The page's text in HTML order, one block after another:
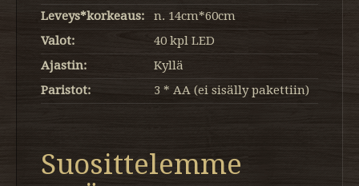
Leveys*korkeaus:
n. 14cm*60cm
Valot:
40 kpl LED
Ajastin:
Kyllä
Paristot:
3 * AA (ei sisälly pakettiin)
Suosittelemme